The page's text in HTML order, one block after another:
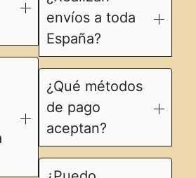
envíos a toda
España?
¿Qué métodos
de pago
aceptan?